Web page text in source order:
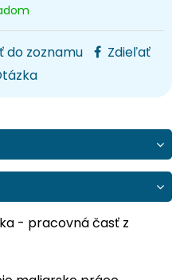
do zoznamu
Zdieľať
- pracovná časť z